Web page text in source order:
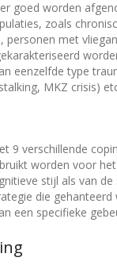
goed worden
zoals
personen met
eenzelfde type
MKZ crisis)
9 verschillende
worden voor
stijl als van de
die
een specifieke